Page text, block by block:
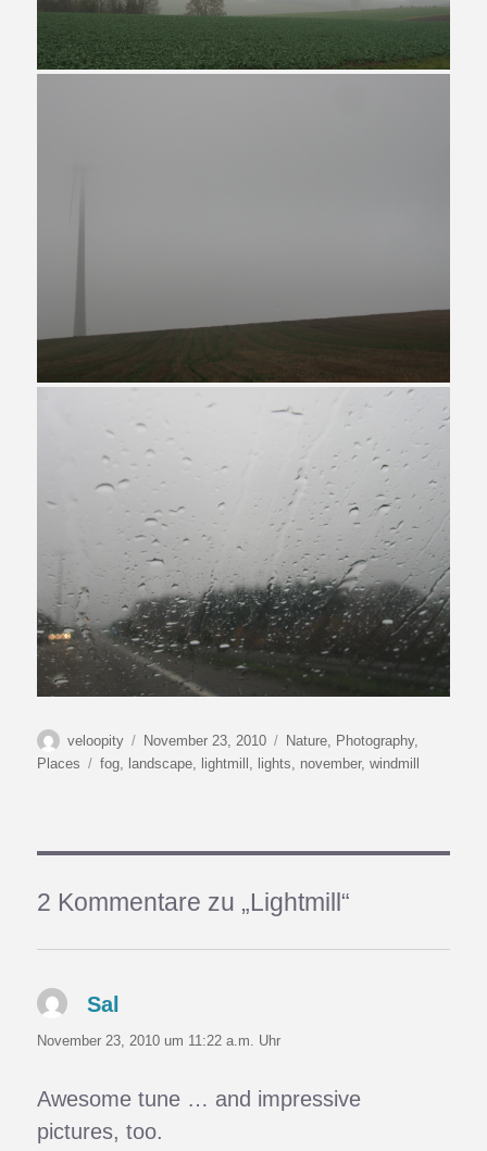
Autor
veloopity
Veröffentlicht
am
November 23, 2010 Kategorien
Nature Photography,
Places
Schlagwörter
fog landscape lightmill lights november,windmill
2 Kommentare zu „Lightmill“
Sal
November 23, 2010 um 11:22 a.m. Uhr
Awesome tune … and impressive
pictures, too.